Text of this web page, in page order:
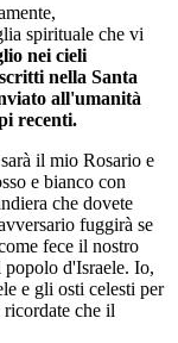
spirituale che vi
nei cieli
nella Santa
all'umanità
recenti.
il mio Rosario e
e bianco con
che dovete
fuggirà se
fece il nostro
d'Israele. Io,
e gli osti celesti per
che il